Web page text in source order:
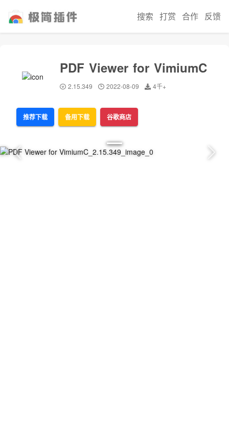
搜索 打赏 合作 反馈
PDF Viewer for VimiumC
2.15.349 2022-08-09 4千+
推荐下载 备用下载 谷歌商店